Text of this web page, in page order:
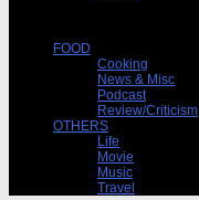
FOOD
Cooking
News & Misc
Podcast
Review/Criticism
OTHERS
Life
Movie
Music
Travel